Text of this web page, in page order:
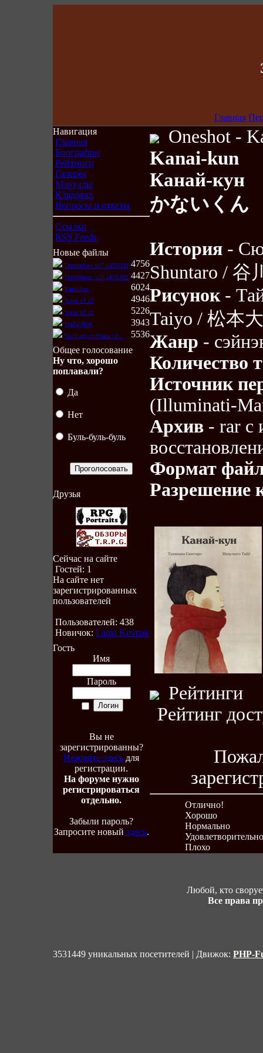
Главная
Навигация
Главная
Биографии
Рейтинги
Галерея
Мануалы
Кладовка
Вопросы и ответы
Ссылки
RSS Feeds
Новые файлы
Dorohedoro_v17_c106-109 4756
Dorohedoro_v17_c102-105 4427
Kanai-kun 6024
Aqua_v2_c2 4946
Aqua_v2_c1 5226
MuZz ch04 3943
The Lady of Pharis v2 ...
5536
Общее голосование
Ну что, хорошо
поплавали?
Да
Нет
Буль-буль-буль
Друзья
Сейчас на сайте
Гостей: 1
На сайте нет
зарегистрированных
пользователей
Пользователей: 438
Новичок: Lama Kovpak
Гость
Имя
Пароль
Вы не
зарегистрированны?
Нажмите здесь для
регистрации.
На форуме нужно
регистрироваться
отдельно.
Забыли пароль?
Запросите новый здесь.
Oneshot -
Kanai-kun
Канай-кун
かないくん
История -
Shuntaro / 谷
Рисунок-
Taiyo / 松本
Жанр -
Количество
Источник
(Illuminati-
Архив - rar с
Формат
Разрешение
Рейтинги
Рейтинг
Отлично!
Хорошо
Нормально
Удовлетворительно
Плохо
Любой, кто
Все права
3531449 уникальных посетителей | Движок: PHP-